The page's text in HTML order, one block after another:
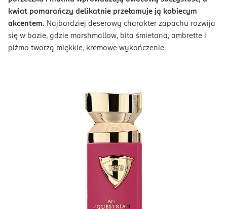
kwiat pomarańczy delikatnie przełamuje ją kobiecym
akcentem. Najbardziej deserowy charakter zapachu rozwija
się w bazie, gdzie marshmallow, bita śmietana, ambrette i
piżmo tworzą miękkie, kremowe wykończenie.